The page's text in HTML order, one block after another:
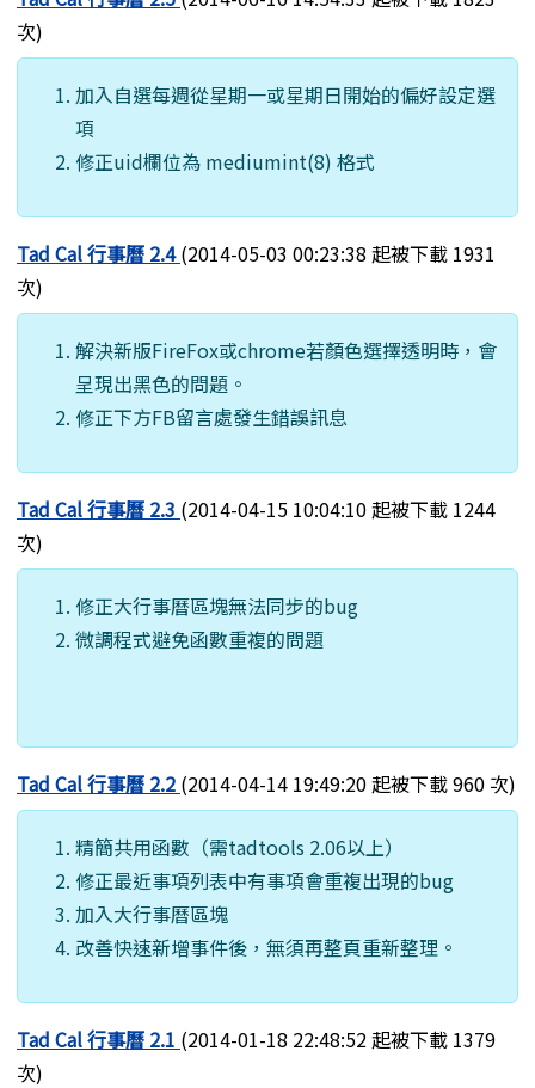
次)
加入自選每週從星期一或星期日開始的偏好設定選
項
修正uid欄位為 mediumint(8) 格式
Tad Cal 行事曆 2.4(2014-05-03 00:23:38 起被下載 1931
次)
解決新版FireFox或chrome若顏色選擇透明時，會
呈現出黑色的問題。
修正下方FB留言處發生錯誤訊息
Tad Cal 行事曆 2.3 (2014-04-15 10:04:10 起被下載 1244
次)
修正大行事曆區塊無法同步的bug
微調程式避免函數重複的問題
Tad Cal 行事曆 2.2 (2014-04-14 19:49:20 起被下載 960 次)
精簡共用函數（需tadtools 2.06以上）
修正最近事項列表中有事項會重複出現的bug
加入大行事曆區塊
改善快速新增事件後，無須再整頁重新整理。
Tad Cal 行事曆 2.1 (2014-01-18 22:48:52 起被下載 1379
次)